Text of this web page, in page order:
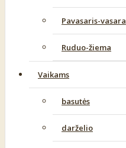
Pavasaris-vasara
Ruduo-žiema
Vaikams
basutės
darželio